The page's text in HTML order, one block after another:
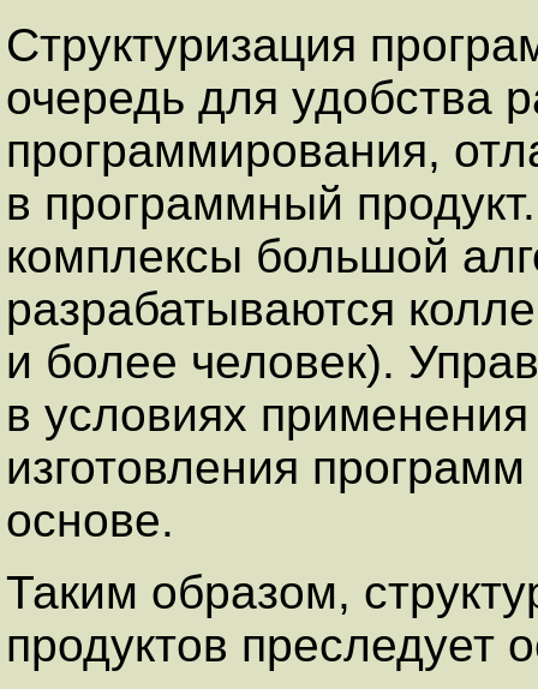
Структуризация
очередь для удобства
программирования,
в программный
комплексы большой
разрабатываются
и более человек).
в условиях
изготовления
основе.
Таким образом,
продуктов преследует